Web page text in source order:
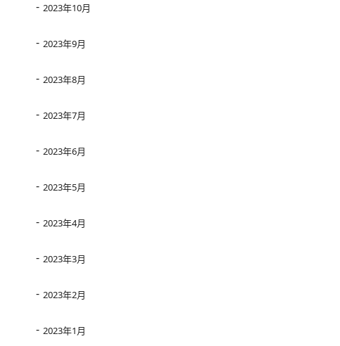
2023年10月
2023年9月
2023年8月
2023年7月
2023年6月
2023年5月
2023年4月
2023年3月
2023年2月
2023年1月